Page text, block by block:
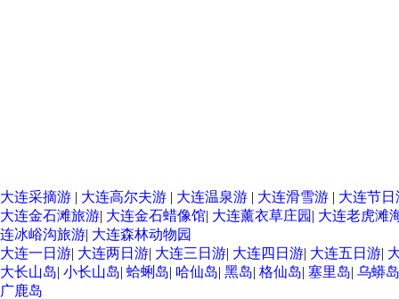
大连采摘游 | 大连高尔夫游 | 大连温泉游 | 大连滑雪游 | 大连节
大连金石滩旅游| 大连金石蜡像馆| 大连薰衣草庄园 | 大连老虎滩
连冰峪沟旅游| 大连森林动物园
大连一日游| 大连两日游| 大连三日游| 大连四日游| 大连五日游|
大长山岛| 小长山岛| 蛤蜊岛| 哈仙岛| 黑岛| 格仙岛| 塞里岛| 乌蟒岛
广鹿岛